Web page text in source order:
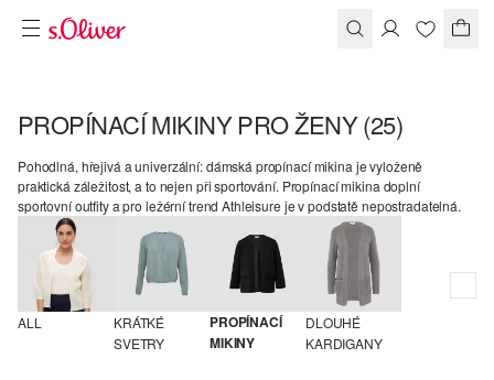
PROPÍNACÍ MIKINY PRO ŽENY(25)
Pohodlná, hřejivá a univerzální: dámská propínací mikina je vyloženě
praktická záležitost, a to nejen při sportování. Propínací mikina doplní
sportovní outfity a pro ležérní trend Athleisure je v podstatě nepostradatelná.
ALL
KRÁTKÉ
SVETRY
PROPÍNACÍ
MIKINY
DLOUHÉ
KARDIGANY